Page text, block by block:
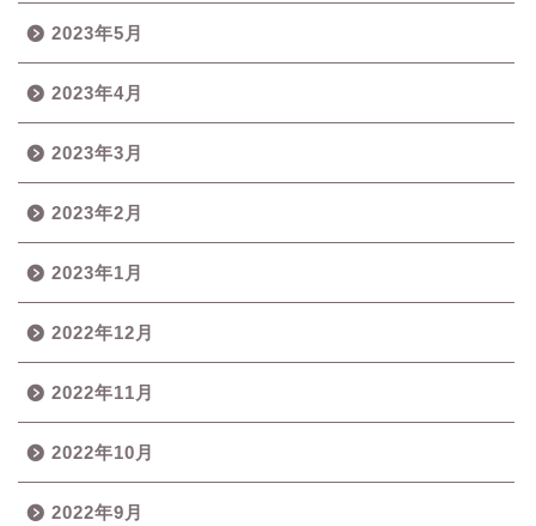
2023年5月
2023年4月
2023年3月
2023年2月
2023年1月
2022年12月
2022年11月
2022年10月
2022年9月